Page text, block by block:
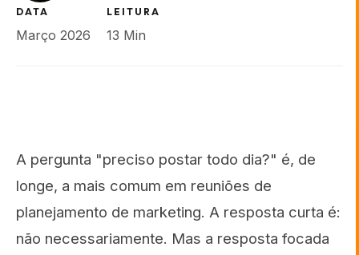
DATA
Março 2026
LEITURA
13 Min
A pergunta "preciso postar todo dia?" é, de
longe, a mais comum em reuniões de
planejamento de marketing. A resposta curta é:
não necessariamente. Mas a resposta focada